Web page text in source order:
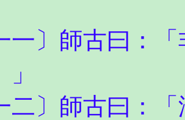
師古曰：「
〕師古曰：「